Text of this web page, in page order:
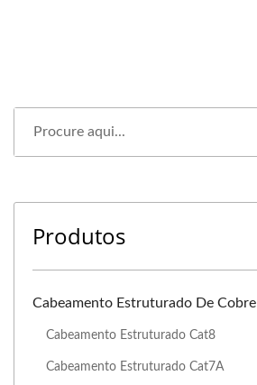
Produtos
Cabeamento Estruturado De Cobre
Cabeamento Estruturado Cat8
Cabeamento Estruturado Cat7A